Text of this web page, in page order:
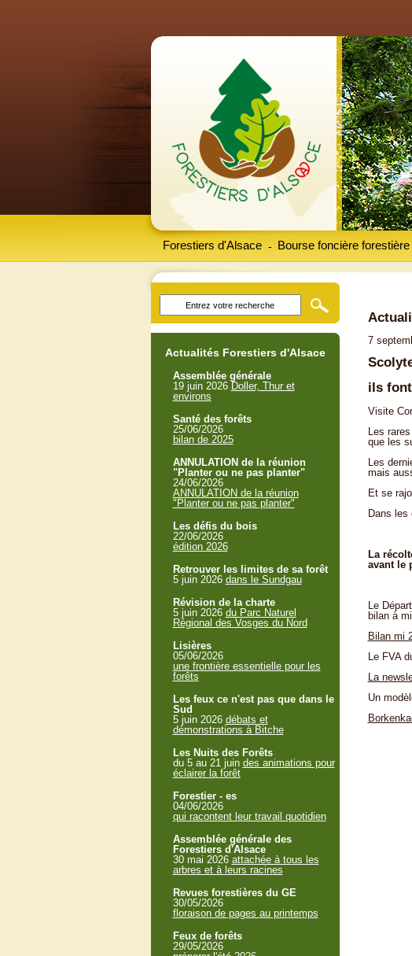
Forestiers d'Alsace Bourse foncière forestière
-
7
ils
Visite
Les
que les
Les
mais
Et se
Dans
La
avant le
Le
bilan à
Bilan mi
Le FVA
La
Un
Actualités Forestiers d'Alsace
Assemblée générale
19 juin 2026 Doller, Thur et
environs
Santé des forêts
25/06/2026
bilan de 2025
ANNULATION de la réunion
"Planter ou ne pas planter"
24/06/2026
ANNULATION de la réunion
"Planter ou ne pas planter"
Les défis du bois
22/06/2026
édition 2026
Retrouver les limites de sa forêt
5 juin 2026 dans le Sundgau
Révision de la charte
5 juin 2026 du Parc Naturel
Régional des Vosges du Nord
Lisières
05/06/2026
une frontière essentielle pour les
forêts
Les feux ce n'est pas que dans le
Sud
5 juin 2026 débats et
démonstrations à Bitche
Les Nuits des Forêts
du 5 au 21 juin des animations pour
éclairer la forêt
Forestier - es
04/06/2026
qui racontent leur travail quotidien
Assemblée générale des
Forestiers d'Alsace
30 mai 2026 attachée à tous les
arbres et à leurs racines
Revues forestières du GE
30/05/2026
floraison de pages au printemps
Feux de forêts
29/05/2026